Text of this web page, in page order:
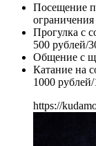
Посещение
Прогулка с
500 рублей/
Общение с
Катание на
1000
https://